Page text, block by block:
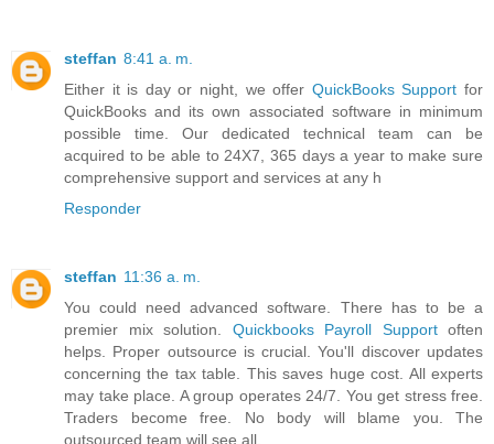
steffan 8:41 a. m.
Either it is day or night, we offer QuickBooks Support for
QuickBooks and its own associated software in minimum
possible time. Our dedicated technical team can be
acquired to be able to 24X7, 365 days a year to make sure
comprehensive support and services at any h
Responder
steffan 11:36 a. m.
You could need advanced software. There has to be a
premier mix solution. Quickbooks Payroll Supportoften
helps. Proper outsource is crucial. You'll discover updates
concerning the tax table. This saves huge cost. All experts
may take place. A group operates 24/7. You get stress free.
Traders become free. No body will blame you. The
outsourced team will see all.